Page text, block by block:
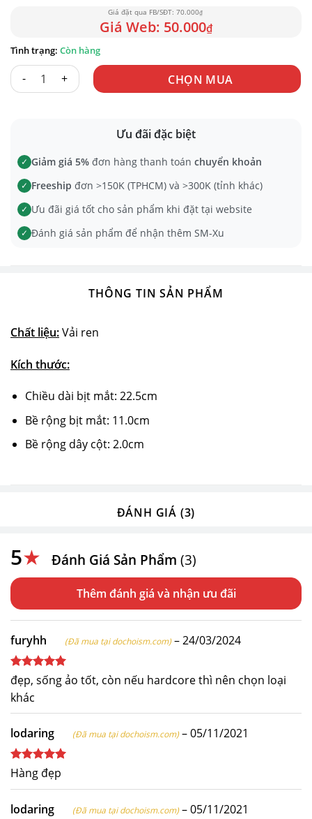
70.000₫
50.000₫
Còn hàng
BỊT MẮT REN số lượng CHỌN MUA
Ưu đãi đặc biệt
✓ Giảm giá 5% đơn hàng thanh toán chuyển khoản
✓ Freeship đơn >150K (TPHCM) và >300K (tỉnh khác)
✓ Ưu đãi giá tốt cho sản phẩm khi đặt tại website
✓ Đánh giá sản phẩm để nhận thêm SM-Xu
THÔNG TIN SẢN PHẨM
Chất liệu:Vải ren
Kích thước:
Chiều dài bịt mắt: 22.5cm
Bề rộng bịt mắt: 11.0cm
Bề rộng dây cột: 2.0cm
ĐÁNH GIÁ (3)
5★ Đánh Giá Sản Phẩm (3)
Thêm đánh giá
furyhh (Đã mua tại dochoism.com) –24/03/2024
Được xếp
hạng
sao
đẹp, sống ảo tốt, còn nếu hardcore thì nên chọn loại
khác
lodaring (Đã mua tại dochoism.com) –05/11/2021
Được xếp
hạng5
5
sao
Hàng đẹp
lodaring (Đã mua tại dochoism.com) –05/11/2021